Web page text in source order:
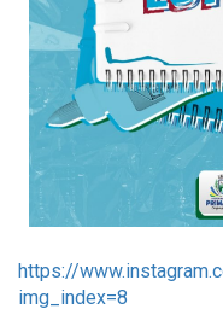
https://
img_index=8